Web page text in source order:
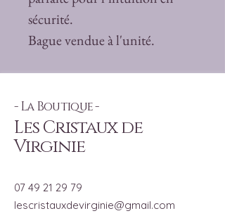
sécurité.
Bague vendue à l'unité.
- La Boutique -
Les Cristaux de
Virginie
07 49 21 29 79
lescristauxdevirginie@gmail.com